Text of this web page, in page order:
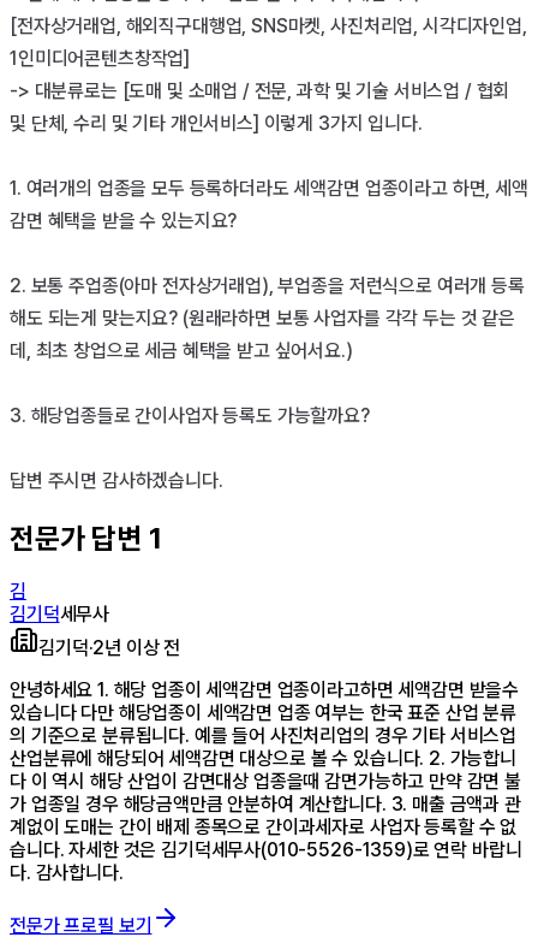
[전자상거래업, 해외직구대행업, SNS마켓, 사진처리업, 시각디자인업,
1인미디어콘텐츠창작업]
-> 대분류로는 [도매 및 소매업 / 전문, 과학 및 기술 서비스업 / 협회
및 단체, 수리 및 기타 개인서비스] 이렇게 3가지 입니다.
1. 여러개의 업종을 모두 등록하더라도 세액감면 업종이라고 하면, 세액
감면 혜택을 받을 수 있는지요?
2. 보통 주업종(아마 전자상거래업), 부업종을 저런식으로 여러개 등록
해도 되는게 맞는지요? (원래라하면 보통 사업자를 각각 두는 것 같은
데, 최초 창업으로 세금 혜택을 받고 싶어서요.)
3. 해당업종들로 간이사업자 등록도 가능할까요?
답변 주시면 감사하겠습니다.
전문가 답변 1
김
김기덕세무사
김기덕·2년 이상 전
안녕하세요 1. 해당 업종이 세액감면 업종이라고하면 세액감면 받을수
있습니다 다만 해당업종이 세액감면 업종 여부는 한국 표준 산업 분류
의 기준으로 분류됩니다. 예를 들어 사진처리업의 경우 기타 서비스업
산업분류에 해당되어 세액감면 대상으로 볼 수 있습니다. 2. 가능합니
다 이 역시 해당 산업이 감면대상 업종을때 감면가능하고 만약 감면 불
가 업종일 경우 해당금액만큼 안분하여 계산합니다. 3. 매출 금액과 관
계없이 도매는 간이 배제 종목으로 간이과세자로 사업자 등록할 수 없
습니다. 자세한 것은 김기덕세무사(010-5526-1359)로 연락 바랍니
다. 감사합니다.
전문가 프로필 보기